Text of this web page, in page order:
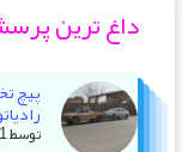
داغ ترین
پیچ
رادیاتور
توسط1 سال پیش